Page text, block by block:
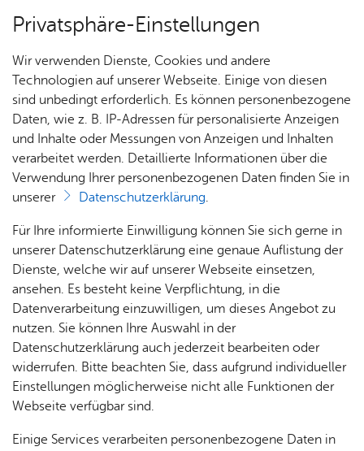
Stadt­ar­chiv
Öff­
s­zei­
ten
stän­de
& Pu­
bli­ka­
tio­nen
Auf­ga­
ben
Ar­
beits­
Stadt­
ge­
schic
h­te
fe­nen
Denk­
mals
denk­
ma­le
Krieg
Nach­rich­ten
Mitt­woch, 12. Juni 2019
Ka­te­go­rie:Me­di­en­in­for­ma­tio­nen,Stadt­ar­chiv mit
BoBi
Zweiter Weltkrieg vor 75
Jahren in Friedrichshafen
Im Zweiten Weltkrieg arbeiteten ausländische
Zwangsarbeiter, Kriegsgefangene und KZ-
Häftlinge als Arbeitskräfte in und für die
Friedrichshafener Rüstungsindustrie, in
Gewerbebetrieben, in der Landwirtschaft sowie
ferner für die städtische Verwaltung und in
sonstigen privaten Haushalten.
Privatsphäre-Einstellungen
Wir verwenden Dienste, Cookies und andere
Technologien auf unserer Webseite. Einige von diesen
sind unbedingt erforderlich. Es können personenbezogene
Daten, wie z. B. IP-Adressen für personalisierte Anzeigen
und Inhalte oder Messungen von Anzeigen und Inhalten
verarbeitet werden. Detaillierte Informationen über die
Verwendung Ihrer personenbezogenen Daten finden Sie in
unserer
Datenschutzerklärung.
Für Ihre informierte Einwilligung können Sie sich gerne in
unserer Datenschutzerklärung eine genaue Auflistung der
Dienste, welche wir auf unserer Webseite einsetzen,
ansehen. Es besteht keine Verpflichtung, in die
Datenverarbeitung einzuwilligen, um dieses Angebot zu
nutzen. Sie können Ihre Auswahl in der
Datenschutzerklärung auch jederzeit bearbeiten oder
widerrufen. Bitte beachten Sie, dass aufgrund individueller
Einstellungen möglicherweise nicht alle Funktionen der
Webseite verfügbar sind.
Einige Services verarbeiten personenbezogene Daten in